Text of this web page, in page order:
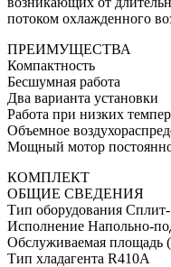
потоком охлажденного
ПРЕИМУЩЕСТВА
Компактность
Бесшумная работа
Два варианта установки
Работа при низких
Объемное
Мощный мотор
КОМПЛЕКТ
ОБЩИЕ СВЕДЕНИЯ
Тип оборудования Сплит-
Исполнение Напольно-
Обслуживаемая площадь
Тип хладагента R410A